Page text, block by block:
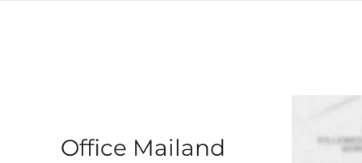
Office Mailand